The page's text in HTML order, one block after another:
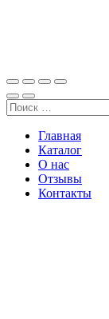
Главная
Каталог
О нас
Отзывы
Контакты